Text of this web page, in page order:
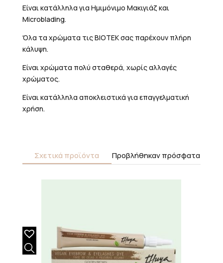
Είναι κατάλληλα για Ημιμόνιμο Μακιγιάζ και
Microblading.
Όλα τα χρώματα τις BIOTEK σας παρέχουν πλήρη
κάλυψη.
Είναι χρώματα πολύ σταθερά, χωρίς αλλαγές
χρώματος.
Είναι κατάλληλα αποκλειστικά για επαγγελματική
χρήση.
Σχετικά προϊόντα Προβλήθηκαν πρόσφατα